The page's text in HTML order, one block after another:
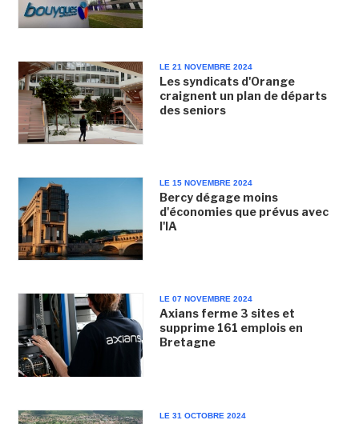
LE 21 NOVEMBRE 2024
Les syndicats d'Orange
craignent un plan de départs
des seniors
LE 15 NOVEMBRE 2024
Bercy dégage moins
d'économies que prévus avec
l'IA
LE 07 NOVEMBRE 2024
Axians ferme 3 sites et
supprime 161 emplois en
Bretagne
LE 31 OCTOBRE 2024